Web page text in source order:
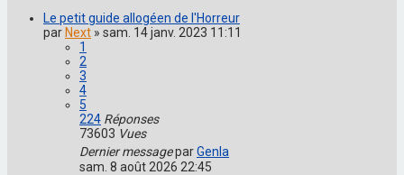
Le petit guide allogéen de l'Horreur
parNext » sam. 14 janv. 2023 11:11
1
2
3
4
5
224 Réponses
73603 Vues
Dernier messageparGenla
sam. 8 août 2026 22:45